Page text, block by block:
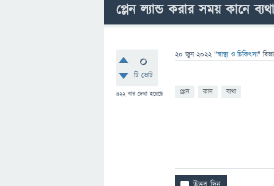
প্লেন ল্যান্ড করার সময় কানে
0
টি ভোট
422বার দেখা হয়েছে
20 জুন 2022 "স্বাস্থ্য ও চিকিৎসা"
প্লেন কান ব্যথা